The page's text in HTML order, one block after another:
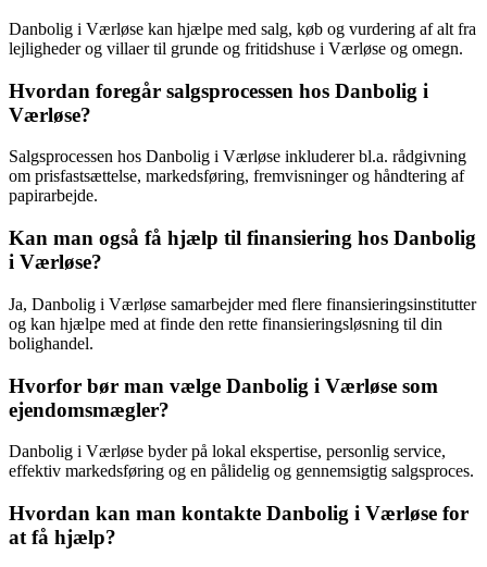
Danbolig i Værløse kan hjælpe med salg, køb og vurdering af alt fra
lejligheder og villaer til grunde og fritidshuse i Værløse og omegn.
Hvordan foregår salgsprocessen hos Danbolig i
Værløse?
Salgsprocessen hos Danbolig i Værløse inkluderer bl.a. rådgivning
om prisfastsættelse, markedsføring, fremvisninger og håndtering af
papirarbejde.
Kan man også få hjælp til finansiering hos Danbolig
i Værløse?
Ja, Danbolig i Værløse samarbejder med flere finansieringsinstitutter
og kan hjælpe med at finde den rette finansieringsløsning til din
bolighandel.
Hvorfor bør man vælge Danbolig i Værløse som
ejendomsmægler?
Danbolig i Værløse byder på lokal ekspertise, personlig service,
effektiv markedsføring og en pålidelig og gennemsigtig salgsproces.
Hvordan kan man kontakte Danbolig i Værløse for
at få hjælp?